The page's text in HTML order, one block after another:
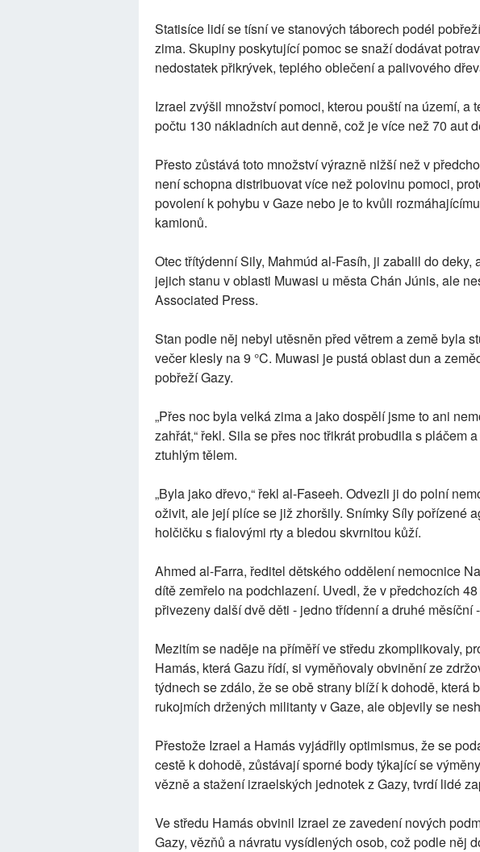
Statisíce lidí se tísní ve stanových táborech podél
zima. Skupiny poskytující pomoc se snaží dodávat
nedostatek přikrývek, teplého oblečení a palivového
Izrael zvýšil množství pomoci, kterou pouští na území, a
počtu 130 nákladních aut denně, což je více než 70 aut
Přesto zůstává toto množství výrazně nižší než v
není schopna distribuovat více než polovinu pomoci,
povolení k pohybu v Gaze nebo je to kvůli
kamionů.
Otec třítýdenní Sily, Mahmúd al-Fasíh, ji zabalil do deky,
jejich stanu v oblasti Muwasi u města Chán Júnis, ale
Associated Press.
Stan podle něj nebyl utěsněn před větrem a země byla
večer klesly na 9 °C. Muwasi je pustá oblast dun a
pobřeží Gazy.
„Přes noc byla velká zima a jako dospělí jsme to ani
zahřát,“ řekl. Sila se přes noc třikrát probudila s pláčem
ztuhlým tělem.
„Byla jako dřevo,“ řekl al-Faseeh. Odvezli ji do polní
oživit, ale její plíce se již zhoršily. Snímky Síly pořízené
holčičku s fialovými rty a bledou skvrnitou kůží.
Ahmed al-Farra, ředitel dětského oddělení nemocnice
dítě zemřelo na podchlazení. Uvedl, že v předchozích
přivezeny další dvě děti - jedno třídenní a druhé měsíční
Mezitím se naděje na příměří ve středu zkomplikovaly,
Hamás, která Gazu řídí, si vyměňovaly obvinění ze
týdnech se zdálo, že se obě strany blíží k dohodě, která
rukojmích držených militanty v Gaze, ale objevily se
Přestože Izrael a Hamás vyjádřily optimismus, že se
cestě k dohodě, zůstávají sporné body týkající se
vězně a stažení izraelských jednotek z Gazy, tvrdí lidé
Ve středu Hamás obvinil Izrael ze zavedení nových
Gazy, vězňů a návratu vysídlených osob, což podle něj